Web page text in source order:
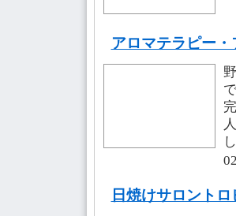
アロマテラピー
日焼けサロント